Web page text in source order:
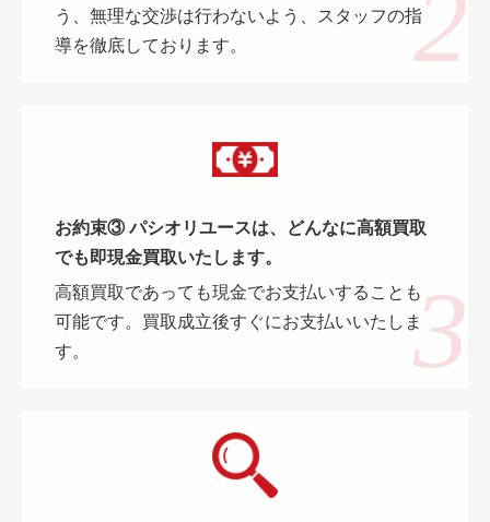
う、無理な交渉は行わないよう、スタッフの指
導を徹底しております。
お約束③ パシオリユースは、どんなに高額買取
でも即現金買取いたします。
高額買取であっても現金でお支払いすることも
可能です。買取成立後すぐにお支払いいたしま
す。